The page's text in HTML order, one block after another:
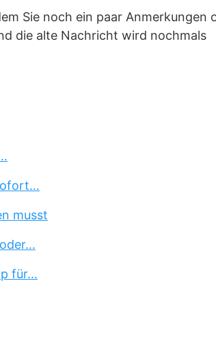
Sie noch ein paar Anmerkungen
die alte Nachricht wird nochmals
musst
für…